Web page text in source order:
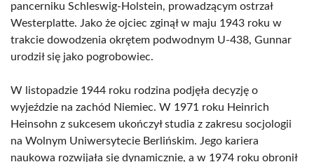
pancerniku Schleswig-Holstein, prowadzącym ostrzał
Westerplatte. Jako że ojciec zginął w maju 1943 roku w
trakcie dowodzenia okrętem podwodnym U-438, Gunnar
urodził się jako pogrobowiec.
W listopadzie 1944 roku rodzina podjęła decyzję o
wyjeździe na zachód Niemiec. W 1971 roku Heinrich
Heinsohn z sukcesem ukończył studia z zakresu socjologii
na Wolnym Uniwersytecie Berlińskim. Jego kariera
naukowa rozwijała się dynamicznie, a w 1974 roku obronił